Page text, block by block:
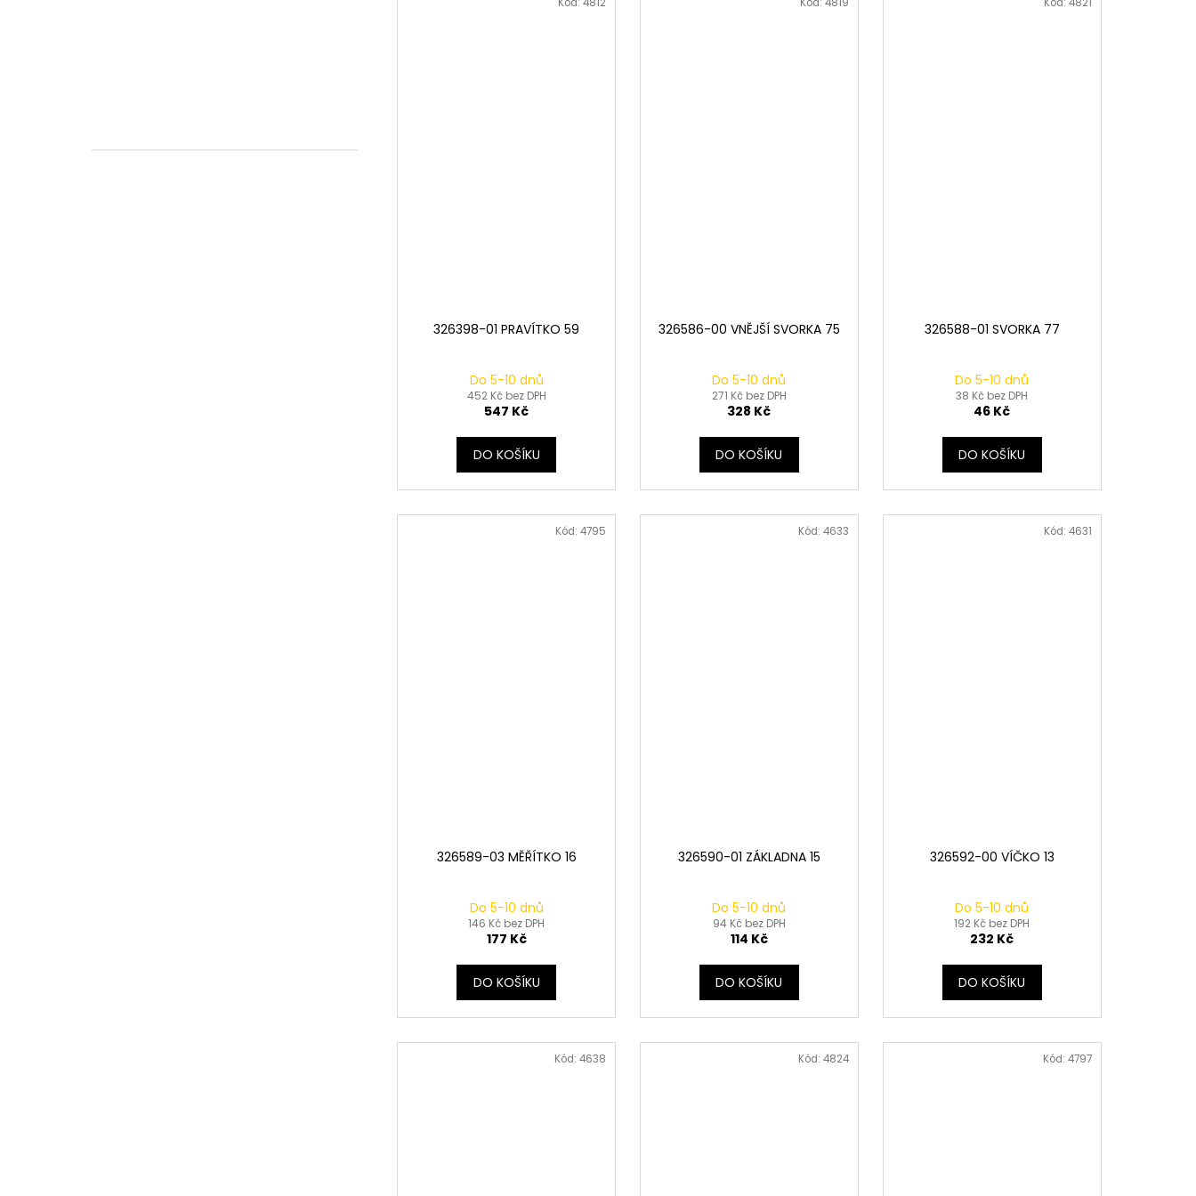
326398-01 PRAVÍTKO 59
Do 5-10 dnů
452 Kč bez DPH
547 Kč
DO KOŠÍKU
Kód:4812
326586-00 VNĚJŠÍ SVORKA 75
Do 5-10 dnů
271 Kč bez DPH
328 Kč
DO KOŠÍKU
Kód: 4819
326588-01 SVORKA 77
Do 5-10 dnů
38 Kč bez DPH
46 Kč
DO KOŠÍKU
Kód: 4821
326589-03 MĚŘÍTKO 16
Do 5-10 dnů
146 Kč bez DPH
177 Kč
DO KOŠÍKU
Kód:4795
326590-01 ZÁKLADNA 15
Do 5-10 dnů
94 Kč bez DPH
114 Kč
DO KOŠÍKU
Kód: 4633
326592-00 VÍČKO 13
Do 5-10 dnů
192 Kč bez DPH
232 Kč
DO KOŠÍKU
Kód: 4631
Kód:4638 Kód: 4824 Kód: 4797